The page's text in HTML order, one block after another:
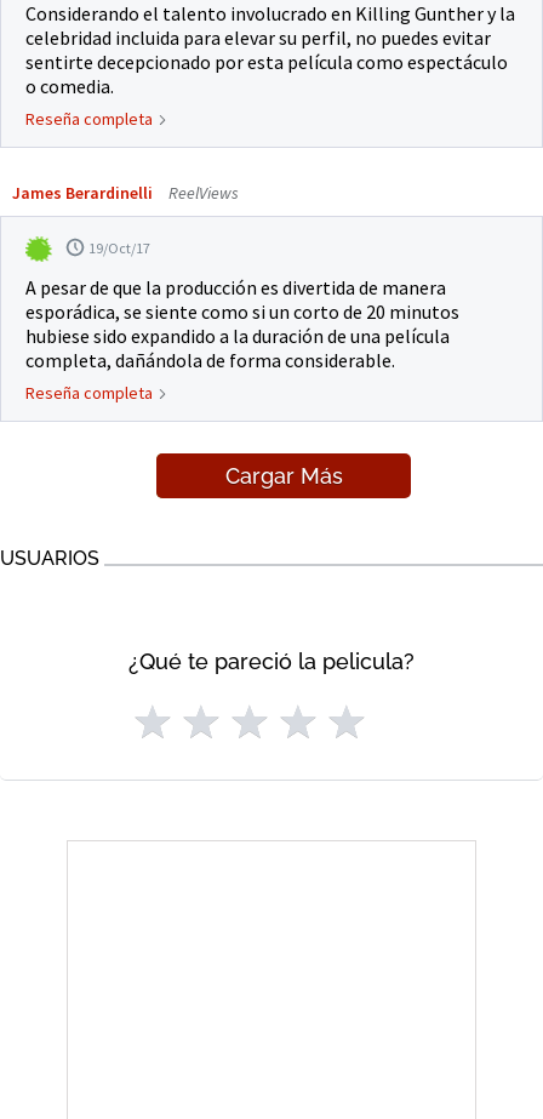
Considerando el talento involucrado en Killing Gunther y la
celebridad incluida para elevar su perfil, no puedes evitar
sentirte decepcionado por esta película como espectáculo
o comedia.
Reseña completa
James Berardinelli ReelViews
19/Oct/17
A pesar de que la producción es divertida de manera
esporádica, se siente como si un corto de 20 minutos
hubiese sido expandido a la duración de una película
completa, dañándola de forma considerable.
Reseña completa
Cargar Más
USUARIOS
¿Qué te pareció la pelicula?